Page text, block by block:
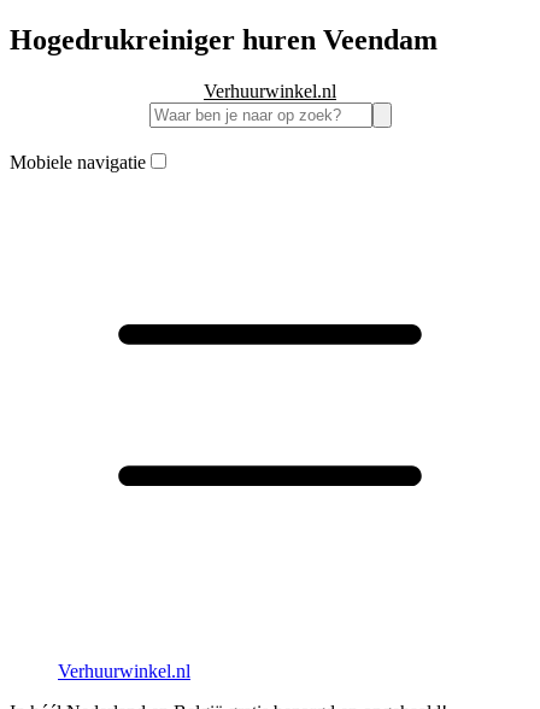
Hogedrukreiniger huren Veendam
Verhuurwinkel.nl
Mobiele navigatie
Verhuurwinkel.nl